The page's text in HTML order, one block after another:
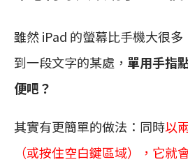
雖然 iPad 的螢幕比手機大很
到一段文字的某處， 單用手指
便吧？
其實有更簡單的做法：同時以
（或按住空白鍵區域），它就